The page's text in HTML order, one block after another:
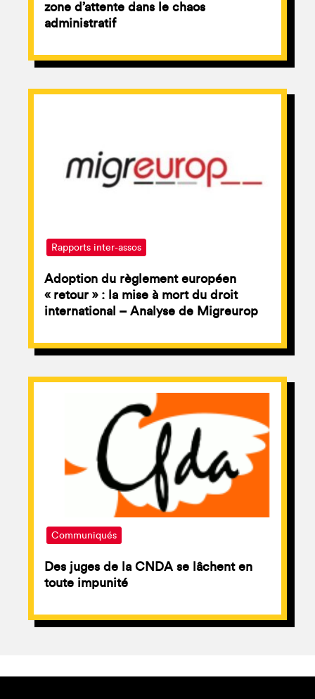
zone d’attente dans le chaos
administratif
Rapports inter-assos
Adoption du règlement européen
« retour » : la mise à mort du droit
international – Analyse de Migreurop
Communiqués
Des juges de la CNDA se lâchent en
toute impunité